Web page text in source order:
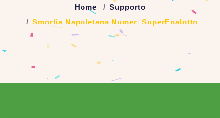
Home
Supporto
Smorfia Napoletana Numeri SuperEnalotto